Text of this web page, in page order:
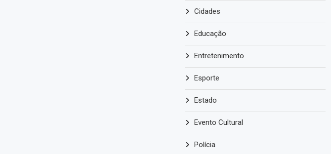
Cidades
Educação
Entretenimento
Esporte
Estado
Evento Cultural
Polícia